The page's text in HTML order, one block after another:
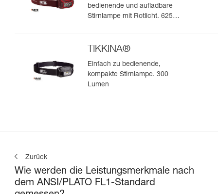
bedienende und aufladbare
Stirnlampe mit Rotlicht. 625
TIKKINA®
Einfach zu bedienende,
kompakte Stirnlampe. 300
Lumen
Zurück
Wie werden die Leistungsmerkmale nach
dem ANSI/PLATO FL1-Standard